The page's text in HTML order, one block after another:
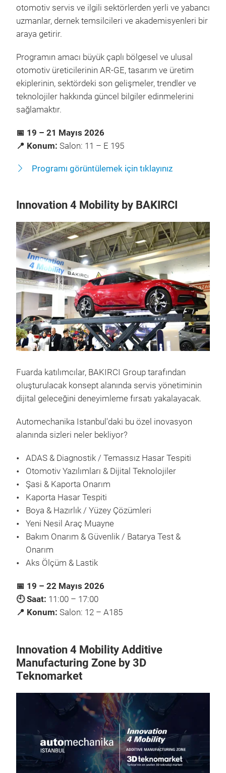
otomotiv servis ve ilgili sektörlerden yerli ve yabancı
uzmanlar, dernek temsilcileri ve akademisyenleri bir
araya getirir.
Programın amacı büyük çaplı bölgesel ve ulusal
otomotiv üreticilerinin AR-GE, tasarım ve üretim
ekiplerinin, sektördeki son gelişmeler, trendler ve
teknolojiler hakkında güncel bilgiler edinmelerini
sağlamaktır.
📅 19 – 21 Mayıs 2026
📍 Konum: Salon: 11 – E 195
Programı görüntülemek için tıklayınız
Innovation 4 Mobility by BAKIRCI
Fuarda katılımcılar, BAKIRCI Group tarafından
oluşturulacak konsept alanında servis yönetiminin
dijital geleceğini deneyimleme fırsatı yakalayacak.
Automechanika Istanbul'daki bu özel inovasyon
alanında sizleri neler bekliyor?
ADAS & Diagnostik / Temassız Hasar Tespiti
Otomotiv Yazılımları & Dijital Teknolojiler
Şasi & Kaporta Onarım
Kaporta Hasar Tespiti
Boya & Hazırlık / Yüzey Çözümleri
Yeni Nesil Araç Muayne
Bakım Onarım & Güvenlik / Batarya Test &
Onarım
Aks Ölçüm & Lastik
📅 19 – 22 Mayıs 2026
🕙 Saat: 11:00 – 17:00
📍 Konum: Salon: 12 – A185
Innovation 4 Mobility Additive
Manufacturing Zone by 3D
Teknomarket